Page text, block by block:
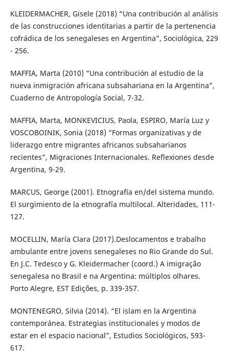
KLEIDERMACHER, Gisele (2018) “Una contribución al análisis
de las construcciones identitarias a partir de la pertenencia
cofrádica de los senegaleses en Argentina”, Sociológica, 229
- 256.
MAFFIA, Marta (2010) “Una contribución al estudio de la
nueva inmigración africana subsahariana en la Argentina”,
Cuaderno de Antropología Social, 7-32.
MAFFIA, Marta, MONKEVICIUS, Paola, ESPIRO, María Luz y
VOSCOBOINIK, Sonia (2018) “Formas organizativas y de
liderazgo entre migrantes africanos subsaharianos
recientes”, Migraciones Internacionales. Reflexiones desde
Argentina, 9-29.
MARCUS, George (2001). Etnografía en/del sistema mundo.
El surgimiento de la etnografía multilocal. Alteridades, 111-
127.
MOCELLIN, María Clara (2017).Deslocamentos e trabalho
ambulante entre jovens senegaleses no Rio Grande do Sul.
En J.C. Tedesco y G. Kleidermacher (coord.) A imigração
senegalesa no Brasil e na Argentina: múltiplos olhares.
Porto Alegre, EST Edições, p. 339-357.
MONTENEGRO, Silvia (2014). “El islam en la Argentina
contemporánea. Estrategias institucionales y modos de
estar en el espacio nacional”, Estudios Sociológicos, 593-
617.